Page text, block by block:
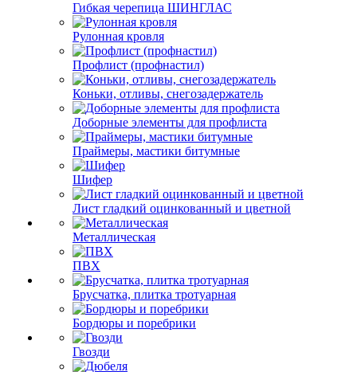
Гибкая черепица ШИНГЛАС
Рулонная кровля
Профлист (профнастил)
Коньки, отливы, снегозадержатель
Доборные элементы для профлиста
Праймеры, мастики битумные
Шифер
Лист гладкий оцинкованный и цветной
Металлическая
ПВХ
Брусчатка, плитка тротуарная
Бордюры и поребрики
Гвозди